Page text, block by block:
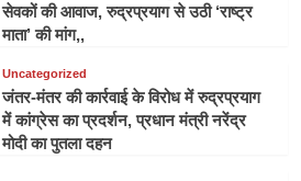
सेवकों की आवाज, रुद्रप्रयाग से उठी ‘राष्ट्र
माता’ की मांग,,
Uncategorized
जंतर-मंतर की कार्रवाई के विरोध में रुद्रप्रयाग
में कांग्रेस का प्रदर्शन, प्रधान मंत्री नरेंद्र
मोदी का पुतला दहन